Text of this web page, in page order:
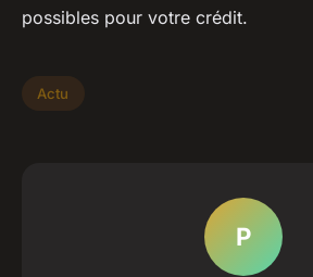
possibles pour votre crédit.
Actu
P